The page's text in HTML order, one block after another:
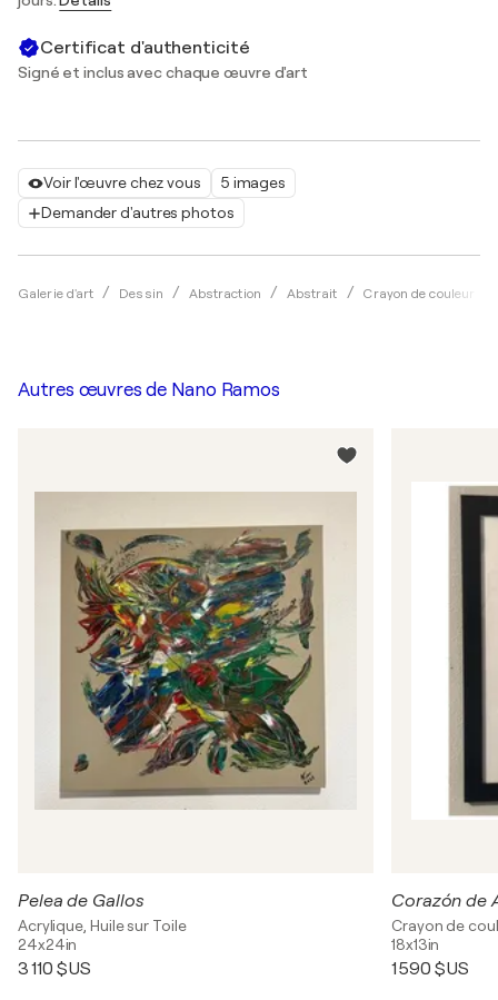
Voir l'œuvre chez vous
5 images
Demander d'autres photos
Galerie d'art Dessin Abstraction Abstrait Crayon de couleur
Certificat d'authenticité
Signé et inclus avec chaque œuvre d'art
Autres œuvres de Nano Ramos
Pelea de Gallos
Acrylique, Huile sur Toile
24x24in
3 110 $US
Corazón de
Crayon de
18x13in
1 590 $US